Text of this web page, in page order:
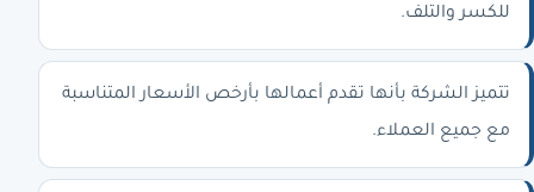
للكسر والتلف.
تتميز الشركة بأنها تقدم أعمالها بأرخص الأسعار المتناسبة
مع جميع العملاء.